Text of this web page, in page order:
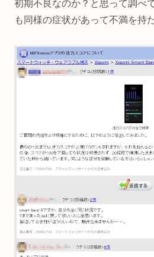
初期不良なのか？と思って調べ
も同様の症状があって不満を持